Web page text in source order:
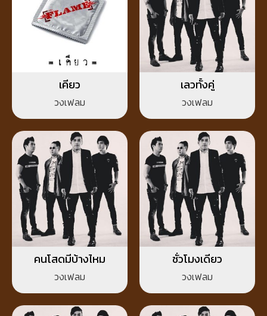
เคียว
วงเฟลม
เลวทั้งคู่
วงเฟลม
คนโสดมีบ้างไหม
วงเฟลม
ชั่วโมงเดียว
วงเฟลม